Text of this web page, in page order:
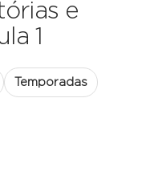
e
1
Temporadas